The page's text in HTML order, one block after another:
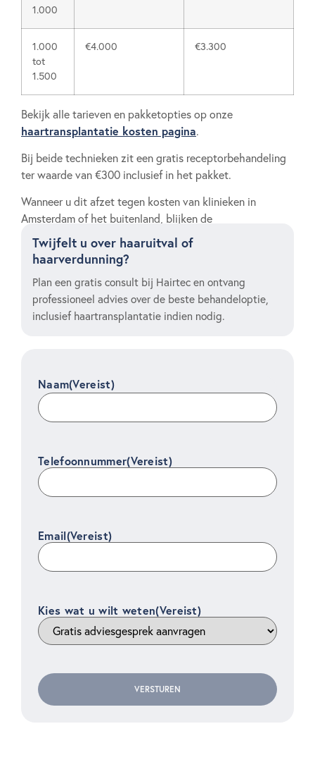
1.000
1.000
tot
1.500
€4.000 €3.300
Bekijk alle tarieven en pakketopties op onze
haartransplantatie kosten pagina.
Bij beide technieken zit een gratis receptorbehandeling
ter waarde van €300 inclusief in het pakket.
Wanneer u dit afzet tegen kosten van klinieken in
Amsterdam of het buitenland, blijken de
haartransplantatie kosten Groningen competitief en
bovenal voorspelbaar.
Twijfelt u over haaruitval of
haarverdunning?
Plan een gratis consult bij Hairtec en ontvang
professioneel advies over de beste behandeloptie,
inclusief haartransplantatie indien nodig.
Naam(Vereist)
Telefoonnummer(Vereist)
Email(Vereist)
Kies wat u wilt weten(Vereist)
VERSTUREN